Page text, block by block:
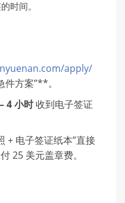
时间。
apply/
方案”**。
4 小时收到电子签证
+ 电子签证纸本”直接
25 美元盖章费。